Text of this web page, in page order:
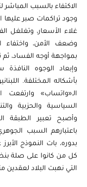
الاكتفاء بالسبب المباشر
وجود تراكمات صبر عليها
غلاء الأسعار، وتغلغل
وضعف الأمن، واختفاء
بمواجهة أوجه الفساد،
وإبعاد الوجوه النافذة
بأشكاله المختلفة.
الـ«واتساب» وارتفعت
السياسية والحزبية
وأصبح تعبير الطبقة
باعتبارهم السبب
بدوره، بات النموذج
كل من كانوا على صلة
التي نهبت البلاد لعقدين